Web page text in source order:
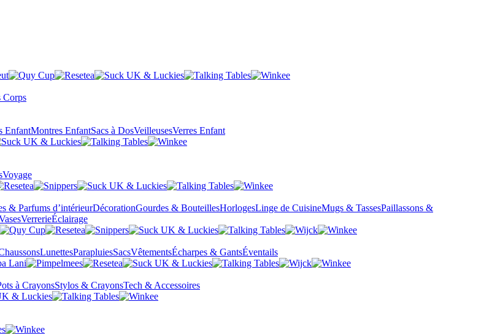
Corps
EnfantMontres EnfantSacs à DosVeilleusesVerres Enfant
Voyage
& Parfums d’intérieurDécorationGourdes & BouteillesHorlogesLinge de CuisineMugs & TassesPaillassons &
VerrerieÉclairage
LunettesParapluiesSacsVêtementsÉcharpes & GantsÉventails
à CrayonsStylos & CrayonsTech & Accessoires